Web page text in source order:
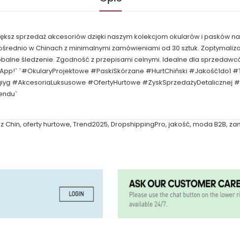
sprzedaż akcesoriów dzięki naszym kolekcjom okularów i pasków
w Chinach z minimalnymi zamówieniami od 30 sztuk.
śledzenie. Zgodność z przepisami celnymi. Idealne dla
`#OkularyProjektowe #PaskiSkórzane #HurtChiński #Jakość1do1
#AkcesoriaLuksusowe #OfertyHurtowe #ZyskSprzedażyDetalicznej
Chin, oferty hurtowe, Trend2025, DropshippingPro, jakość, moda B2B,